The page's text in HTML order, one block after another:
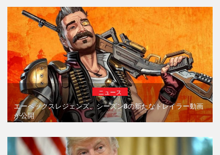
ニュース
エーペックスレジェンズ、シーズン8の新たなトレイラー動画
が公開